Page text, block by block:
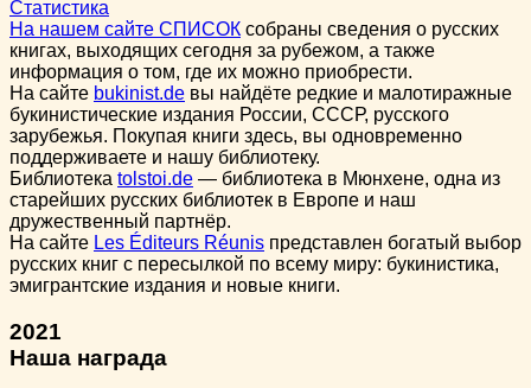
Статистика
На нашем сайте СПИСОК собраны сведения о русских
книгах, выходящих сегодня за рубежом, а также
информация о том, где их можно приобрести.
На сайте bukinist.de вы найдёте редкие и малотиражные
букинистические издания России, СССР, русского
зарубежья. Покупая книги здесь, вы одновременно
поддерживаете и нашу библиотеку.
Библиотека tolstoi.de — библиотека в Мюнхене, одна из
старейших русских библиотек в Европе и наш
дружественный партнёр.
На сайте Les Éditeurs Réunis представлен богатый выбор
русских книг с пересылкой по всему миру: букинистика,
эмигрантские издания и новые книги.
2021
Наша награда